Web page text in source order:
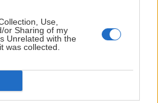
Use,
or Sharing of my
Unrelated with the
was collected.
bikinách v Zillertali